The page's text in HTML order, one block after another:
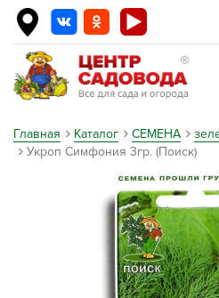
Главная Каталог СЕМЕНА
Укроп Симфония 3гр. (Поиск)